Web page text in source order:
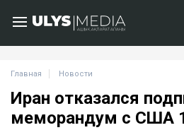
Главная Новости
Иран отказался
меморандум с США